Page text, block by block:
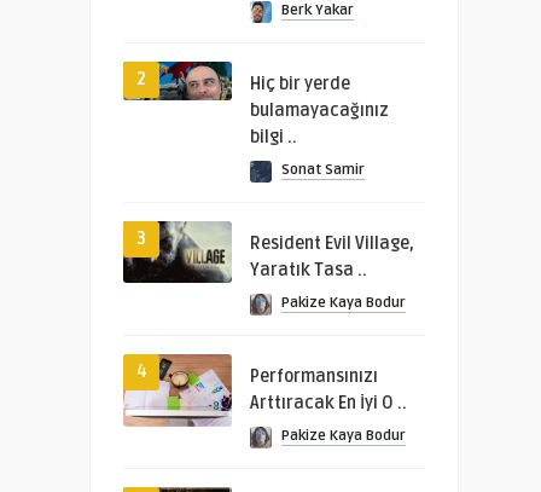
Berk Yakar
2
Hiç bir yerde
bulamayacağınız
bilgi ..
Sonat Samir
3
Resident Evil Village,
Yaratık Tasa ..
Pakize Kaya Bodur
4
Performansınızı
Arttıracak En İyi O ..
Pakize Kaya Bodur